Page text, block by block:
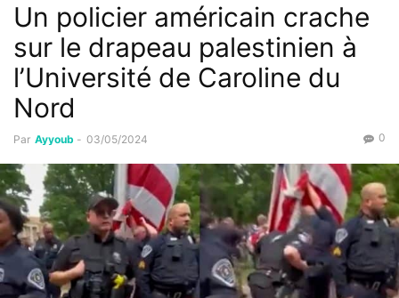
Un policier américain crache
sur le drapeau palestinien à
l’Université de Caroline du
Nord
Par Ayyoub - 03/05/2024 0